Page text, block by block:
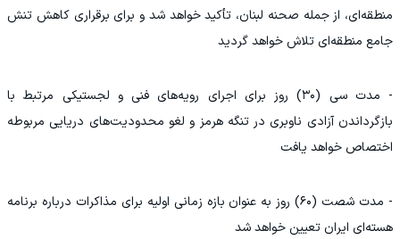
منطقه‌ای، از جمله صحنه لبنان، تأکید خواهد شد و برای برقراری کاهش تنش
جامع منطقه‌ای تلاش خواهد گردید
- مدت سی (۳۰) روز برای اجرای رویه‌های فنی و لجستیکی مرتبط با
بازگرداندن آزادی ناوبری در تنگه هرمز و لغو محدودیت‌های دریایی مربوطه
اختصاص خواهد یافت
- مدت شصت (۶۰) روز به عنوان بازه زمانی اولیه برای مذاکرات درباره برنامه
هسته‌ای ایران تعیین خواهد شد